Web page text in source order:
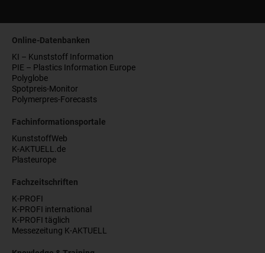
Online-Datenbanken
KI – Kunststoff Information
PIE – Plastics Information Europe
Polyglobe
Spotpreis-Monitor
Polymerpres-Forecasts
Fachinformationsportale
KunststoffWeb
K-AKTUELL.de
Plasteurope
Fachzeitschriften
K-PROFI
K-PROFI international
K-PROFI täglich
Messezeitung K-AKTUELL